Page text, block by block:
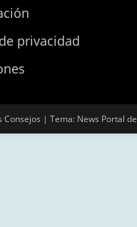
privacidad
Consejos | Tema: News Portal de